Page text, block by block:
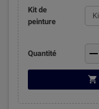
Kit de
peinture
Quantité remove
